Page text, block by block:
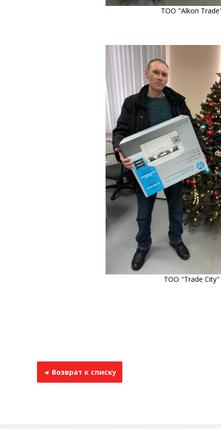
ТОО "Alkon
ТОО "Trade City"
◄ Возврат к списку